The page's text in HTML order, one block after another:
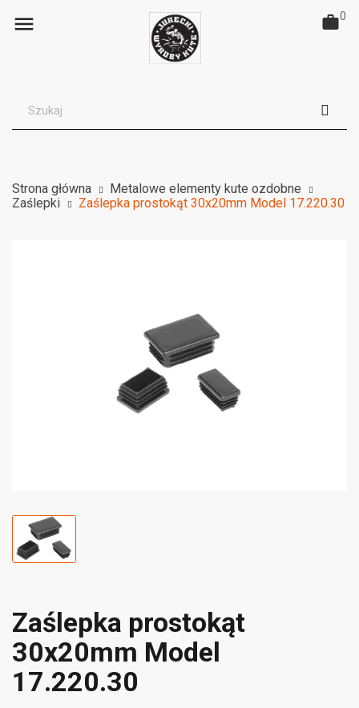
 0
Strona główna
Metalowe elementy kute ozdobne
Zaślepki
Zaślepka prostokąt 30x20mm Model 17.220.30
Zaślepka prostokąt
30x20mm Model
17.220.30